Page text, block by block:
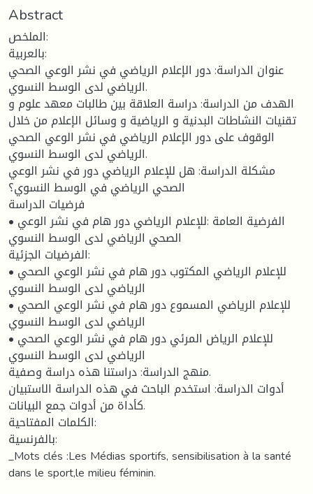
Abstract
الملخص:
بالعربية:
عنوان الدراسة: دور الإعلام الرياضي في نشر الوعي الصحي
الرياضي لدى الوسط النسوي.
الهدف من الدراسة: دراسة العلاقة بين طالبات معهد علوم و
تقنيات النشاطات البدنية و الرياضية و وسائل الإعلام من خلال
الوقوف على دور الإعلام الرياضي في نشر الوعي الصحي
الرياضي لدى الوسط النسوي.
مشكلة الدراسة: هل للإعلام الرياضي دور في نشر الوعي
الصحي الرياضي في الوسط النسوي؟
فرضيات الدراسة
• الفرضية العامة :للإعلام الرياضي دور هام في نشر الوعي
الصحي الرياضي لدى الوسط النسوي
الفرضيات الجزئية:
• للإعلام الرياضي المكتوب دور هام في نشر الوعي الصحي
الرياضي لدى الوسط النسوي
• للإعلام الرياضي المسموع دور هام في نشر الوعي الصحي
الرياضي لدى الوسط النسوي
• للإعلام الرياض المرئي دور هام في نشر الوعي الصحي
الرياضي لدى الوسط النسوي
منهج الدراسة: دراستنا هذه دراسة وصفية.
أدوات الدراسة: استخدم الباحث في هذه الدراسة الاستبيان
كأداة من أدوات جمع البيانات.
الكلمات المفتاحية:
بالفرنسية:
_Mots clés :Les Médias sportifs, sensibilisation à la santé
dans le sport,le milieu féminin.